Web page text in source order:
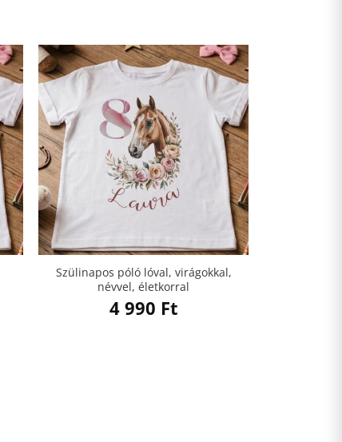
Szülinapos póló lóval, virágokkal,
névvel, életkorral
4 990 Ft